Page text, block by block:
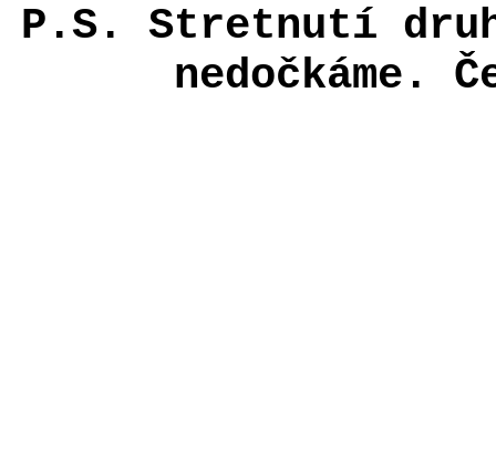
P.S. Stretnutí
nedočkáme.